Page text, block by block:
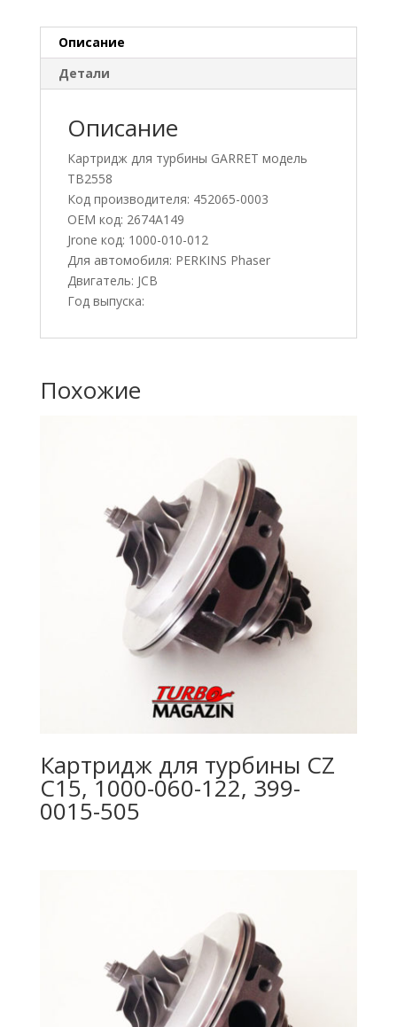
Описание
Детали
Описание
Картридж для турбины GARRET модель
TB2558
Код производителя: 452065-0003
OEM код: 2674A149
Jrone код: 1000-010-012
Для автомобиля: PERKINS Phaser
Двигатель: JCB
Год выпуска:
Похожие
Картридж для турбины CZ
C15, 1000-060-122, 399-
0015-505